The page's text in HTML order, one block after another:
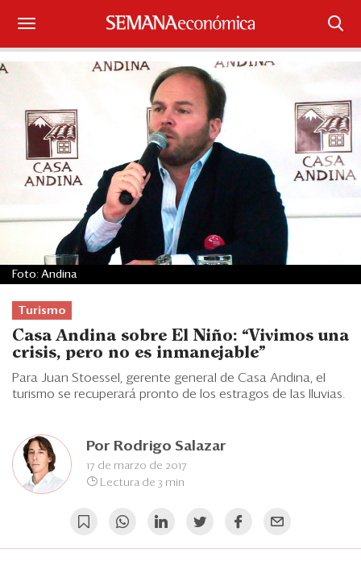
Suscríbase
Portada
¿Qué está pasando?
Sectores y Empresas
Management
Economía y Finanzas
Eventos
Blogs
Ranking CEO
Edición Impresa
Turismo
Casa Andina sobre El Niño: “Vivimos una
crisis, pero no es inmanejable”
Para Juan Stoessel, gerente general de Casa Andina, el
turismo se recuperará pronto de los estragos de las lluvias.
Por Rodrigo Salazar
17 de marzo de 2017
Lectura de 3 min
Foto: Andina